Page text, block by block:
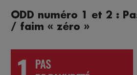
ODD numéro 1 et 2 :
/ faim « zéro »